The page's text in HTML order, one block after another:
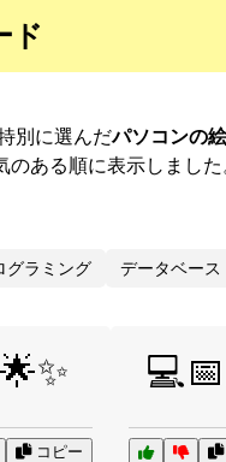
ド
別に選んだパソコンの
のある順に表示しまし
グラミング データベース
コピー